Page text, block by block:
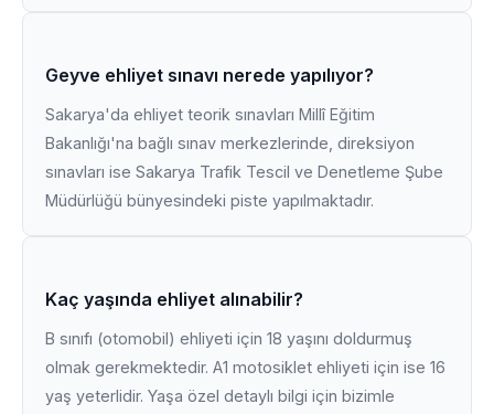
Geyve ehliyet sınavı nerede yapılıyor?
Sakarya'da ehliyet teorik sınavları Millî Eğitim
Bakanlığı'na bağlı sınav merkezlerinde, direksiyon
sınavları ise Sakarya Trafik Tescil ve Denetleme Şube
Müdürlüğü bünyesindeki piste yapılmaktadır.
Kaç yaşında ehliyet alınabilir?
B sınıfı (otomobil) ehliyeti için 18 yaşını doldurmuş
olmak gerekmektedir. A1 motosiklet ehliyeti için ise 16
yaş yeterlidir. Yaşa özel detaylı bilgi için bizimle